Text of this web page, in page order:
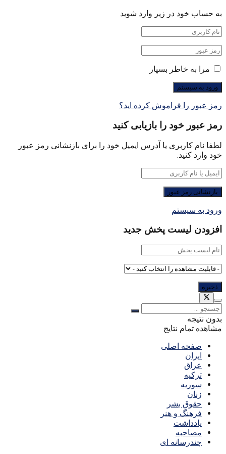
به حساب خود در زیر وارد شوید
مرا به خاطر بسپار
رمز عبور را فراموش کرده اید؟
رمز عبور خود را بازیابی کنید
لطفا نام کاربری یا آدرس ایمیل خود را برای بازنشانی رمز عبور
خود وارد کنید.
ورود به سیستم
افزودن لیست پخش جدید
بدون نتیجه
مشاهده تمام نتایج
صفحه اصلی
ایران
عراق
ترکیه
سوریه
زنان
حقوق بشر
فرهنگ و هنر
یادداشت
مصاحبه
چندرسانه ای